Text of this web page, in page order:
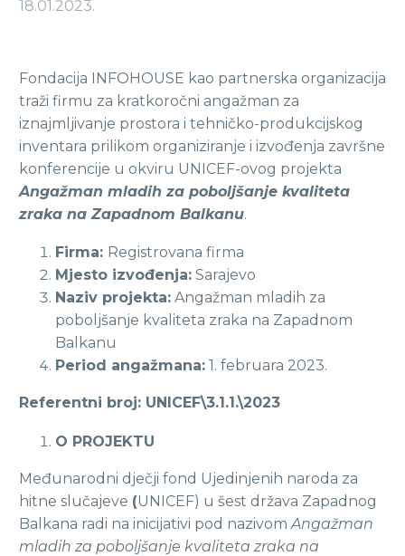
18.01.2023.
Fondacija INFOHOUSE kao partnerska organizacija
traži firmu za kratkoročni angažman za
iznajmljivanje prostora i tehničko-produkcijskog
inventara prilikom organiziranje i izvođenja završne
konferencije u okviru UNICEF-ovog projekta
Angažman mladih za poboljšanje kvaliteta
zraka na Zapadnom Balkanu.
Firma: Registrovana firma
Mjesto izvođenja: Sarajevo
Naziv projekta: Angažman mladih za
poboljšanje kvaliteta zraka na Zapadnom
Balkanu
Period angažmana: 1. februara 2023.
Referentni broj: UNICEF\3.1.1.\2023
O PROJEKTU
Međunarodni dječji fond Ujedinjenih naroda za
hitne slučajeve (UNICEF) u šest država Zapadnog
Balkana radi na inicijativi pod nazivomAngažman
mladih za poboljšanje kvaliteta zraka na